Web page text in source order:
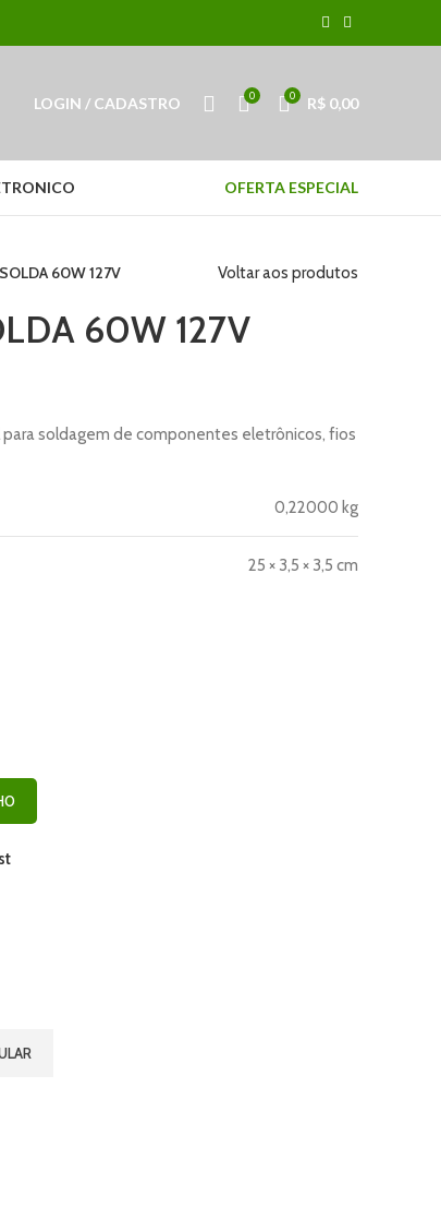
LOGIN / CADASTRO 0 0 R$ 0,00
OFERTA ESPECIAL
60W 127V Voltar aos produtos
60W 127V
para soldagem de componentes eletrônicos, fios
0,22000 kg
25 × 3,5 × 3,5 cm